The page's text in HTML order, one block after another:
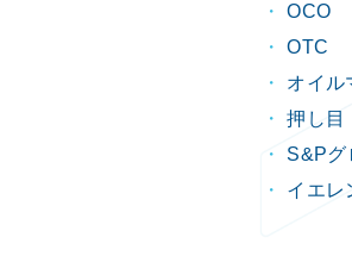
OCO
OTC
オイル
押し目
S&Pグ
イエレ